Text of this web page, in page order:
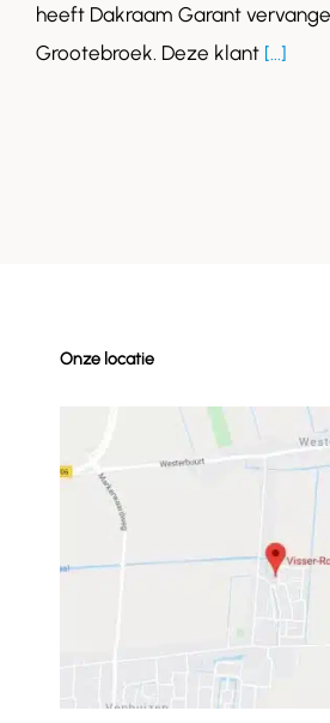
heeft Dakraam Garant
Grootebroek. Deze klant [...]
Onze locatie